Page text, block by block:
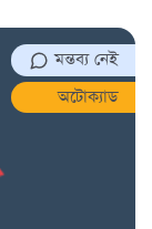
মন্তব্য নেই
অটোক্যাড